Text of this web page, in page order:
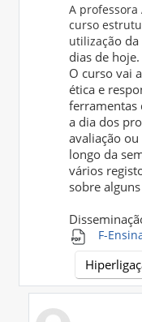
A
curso
utilização
dias de hoje.
O curso vai
ética e
ferramentas
a dia dos
avaliação
longo da
vários
sobre
F-